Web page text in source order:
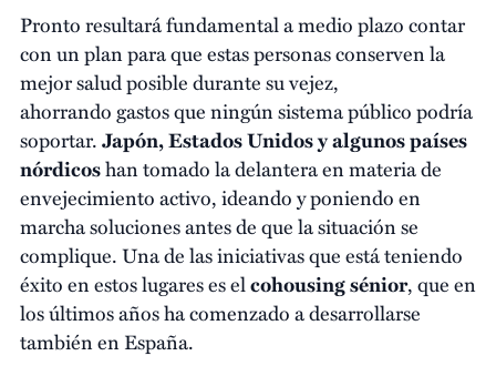
Pronto resultará fundamental a medio plazo contar
con un plan para que estas personas conserven la
mejor salud posible durante su vejez,
ahorrando gastos que ningún sistema público podría
soportar.Japón, Estados Unidos y algunos países
nórdicoshan tomado la delantera en materia de
envejecimiento activo, ideando y poniendo en
marcha soluciones antes de que la situación se
complique. Una de las iniciativas que está teniendo
éxito en estos lugares es elcohousing sénior, que en
los últimos años ha comenzado a desarrollarse
también en España.